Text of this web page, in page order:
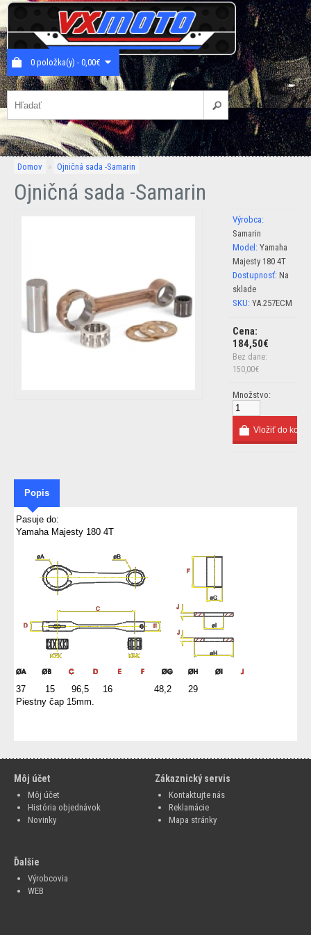
0 položka(y) - 0,00€
Domov » Ojničná sada -Samarin
Ojničná sada -Samarin
Výrobca:
Samarin
Model: Yamaha
Majesty 180 4T
Dostupnosť: Na
sklade
SKU: YA.257ECM
Cena:
184,50€
Bez dane:
150,00€
Množstvo:
Popis
Pasuje do:
Yamaha Majesty 180 4T
37 15 96,5 16 48,2 29
Piestny čap 15mm.
Môj účet
Môj účet
História objednávok
Novinky
Zákaznický servis
Kontaktujte nás
Reklamácie
Mapa stránky
Ďalšie
Výrobcovia
WEB